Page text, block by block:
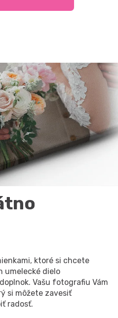
ktoré si chcete
umelecké dielo
Vašu fotografiu Vám
si môžete zavesiť
radosť.